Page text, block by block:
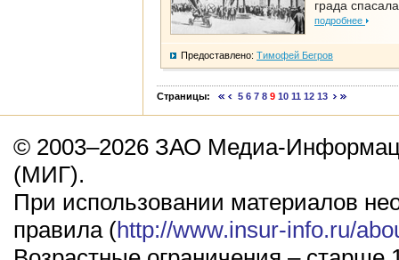
града
подробнее
Предоставлено: Тимофей Бегров
Страницы: 5 6 7 8 9 10 11 12 13
© 2003–2026 ЗАО Медиа-
(МИГ).
При использовании материалов
правила (http://www.insur-info.ru/